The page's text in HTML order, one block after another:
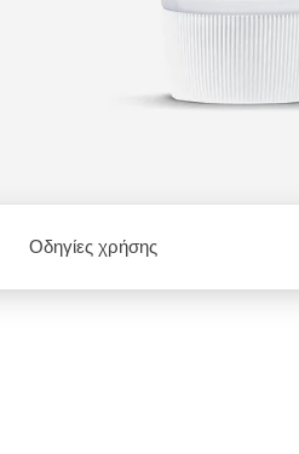
Οδηγίες χρήσης